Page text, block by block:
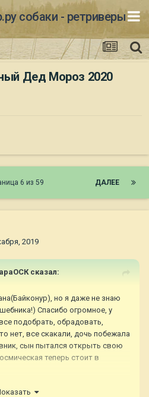
собаки - ретриверы
Дед Мороз 2020
ДАЛЕЕ
6 из 59
2019
сказал:
но я даже не знаю
Спасибо огромное, у
подобрать, обрадовать,
нет, все скакали, дочь побежала
сын пытался открыть свою
теперь стоит в